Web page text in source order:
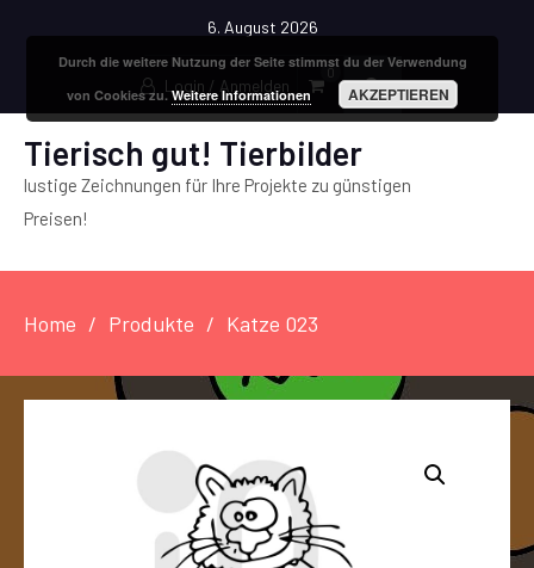
6. August 2026
Login / Anmelden
0
Tierisch gut! Tierbilder
lustige Zeichnungen für Ihre Projekte zu günstigen
Preisen!
Home Produkte Katze 023
Durch die weitere Nutzung der Seite stimmst du der Verwendung
von Cookies zu.Weitere Informationen AKZEPTIEREN